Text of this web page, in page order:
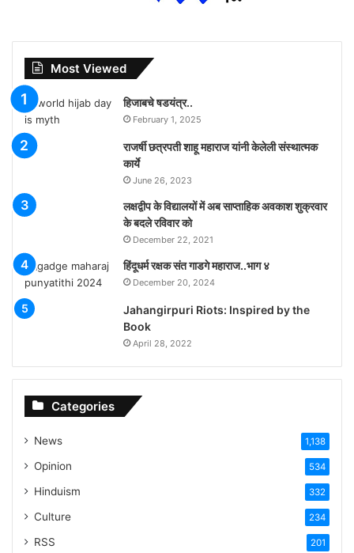
Most Viewed
हिजाबचे षडयंत्र..
February 1, 2025
राजर्षी छत्रपती शाहू महाराज यांनी केलेली संस्थात्मक
कार्ये
June 26, 2023
लक्षद्वीप के विद्यालयों में अब साप्ताहिक अवकाश शुक्रवार
के बदले रविवार को
December 22, 2021
हिंदूधर्म रक्षक संत गाडगे महाराज..भाग ४
December 20, 2024
Jahangirpuri Riots: Inspired by the
Book
April 28, 2022
Categories
News 1,138
Opinion 534
Hinduism 332
Culture 234
RSS 201